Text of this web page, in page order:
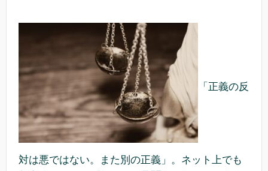
「正義の反
対は悪ではない。また別の正義」。ネット上でも